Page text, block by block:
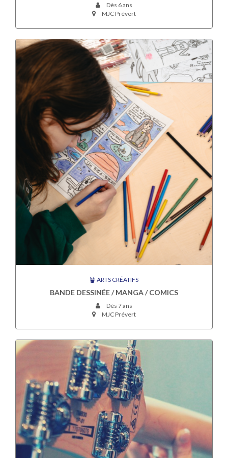
Dès 6 ans
MJC Prévert
ARTS CRÉATIFS
BANDE DESSINÉE / MANGA / COMICS
Dès 7 ans
MJC Prévert